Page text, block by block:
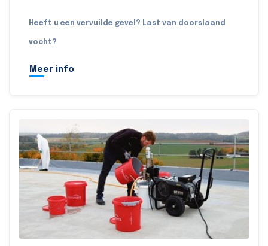
Heeft u een vervuilde gevel? Last van doorslaand
vocht?
Meer info